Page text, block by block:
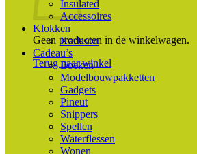
Geen producten in de winkelwagen.
Terug naar winkel
Insulated
Accessoires
Klokken
Karlsson
Cadeau’s
Boeken
Modelbouwpakketten
Gadgets
Pineut
Snippers
Spellen
Waterflessen
Wonen